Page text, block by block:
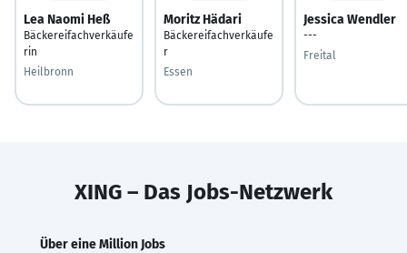
Lea Naomi Heß
Bäckereifachverkäufe
rin
Heilbronn
Moritz Hädari
Bäckereifachverkäufe
r
Essen
Jessica Wendler
---
Freital
XING – Das Jobs-Netzwerk
Über eine Million Jobs